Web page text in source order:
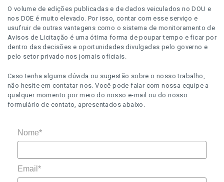
O volume de edições publicadas e de dados veiculados no DOU e
nos DOE é muito elevado. Por isso, contar com esse serviço e
usufruir de outras vantagens como o sistema de monitoramento de
Avisos de Licitação é uma ótima forma de poupar tempo e ficar por
dentro das decisões e oportunidades divulgadas pelo governo e
pelo setor privado nos jornais oficiais.
Caso tenha alguma dúvida ou sugestão sobre o nosso trabalho,
não hesite em contatar-nos. Você pode falar com nossa equipe a
qualquer momento por meio do nosso e-mail ou do nosso
formulário de contato, apresentados abaixo.
Nome*
Email*